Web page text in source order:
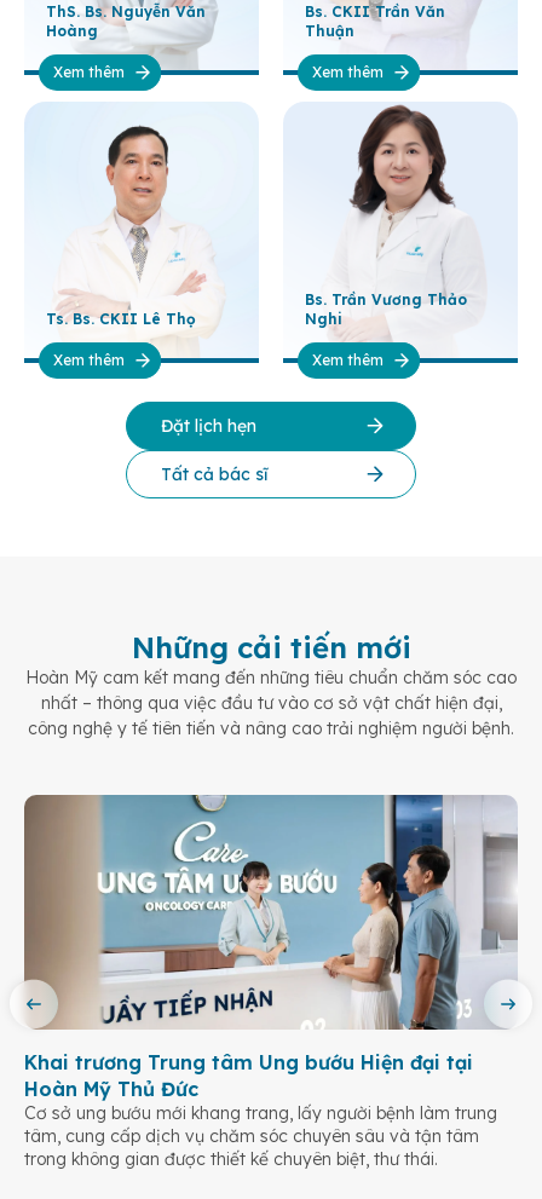
ThS. Bs. Nguyễn Văn
Hoàng
Xem thêm
Ts. Bs. CKII Lê Thọ
Xem thêm
Bs. CKII Trần Văn
Thuận
Xem thêm
Bs. Trần Vương Thảo
Nghi
Xem thêm
Đặt lịch hẹn
Tất cả bác sĩ
Những cải tiến mới
Hoàn Mỹ cam kết mang đến những tiêu chuẩn chăm sóc cao
nhất – thông qua việc đầu tư vào cơ sở vật chất hiện đại,
công nghệ y tế tiên tiến và nâng cao trải nghiệm người bệnh.
Khai trương Trung tâm Ung bướu Hiện đại tại
Hoàn Mỹ Thủ Đức
Cơ sở ung bướu mới khang trang, lấy người bệnh làm trung
tâm, cung cấp dịch vụ chăm sóc chuyên sâu và tận tâm
trong không gian được thiết kế chuyên biệt, thư thái.